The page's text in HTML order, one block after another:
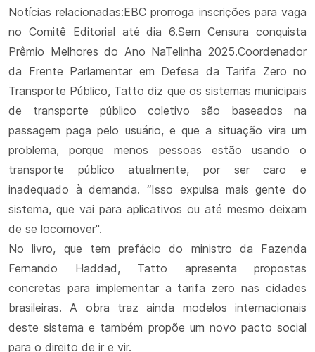
Notícias relacionadas:EBC prorroga inscrições para vaga
no Comitê Editorial até dia 6.Sem Censura conquista
Prêmio Melhores do Ano NaTelinha 2025.Coordenador
da Frente Parlamentar em Defesa da Tarifa Zero no
Transporte Público, Tatto diz que os sistemas municipais
de transporte público coletivo são baseados na
passagem paga pelo usuário, e que a situação vira um
problema, porque menos pessoas estão usando o
transporte público atualmente, por ser caro e
inadequado à demanda. “Isso expulsa mais gente do
sistema, que vai para aplicativos ou até mesmo deixam
de se locomover".
No livro, que tem prefácio do ministro da Fazenda
Fernando Haddad, Tatto apresenta propostas
concretas para implementar a tarifa zero nas cidades
brasileiras. A obra traz ainda modelos internacionais
deste sistema e também propõe um novo pacto social
para o direito de ir e vir.